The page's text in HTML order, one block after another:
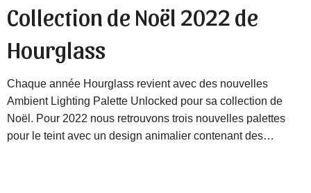
Collection de Noël 2022 de
Hourglass
Chaque année Hourglass revient avec des nouvelles
Ambient Lighting Palette Unlocked pour sa collection de
Noël. Pour 2022 nous retrouvons trois nouvelles palettes
pour le teint avec un design animalier contenant des…